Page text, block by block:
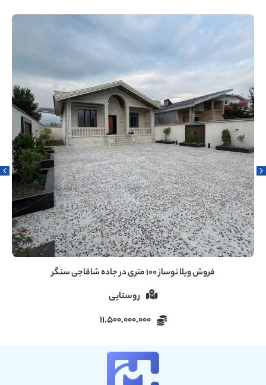
فروش ویلا ۶۰ متری دنج در سروندان سنگر رشت
5,000,000,000